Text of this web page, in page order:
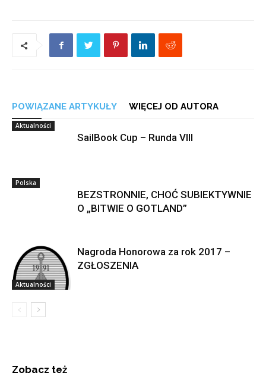
POWIĄZANE ARTYKUŁY WIĘCEJ OD AUTORA
Aktualności
SailBook Cup – Runda VIII
Polska
BEZSTRONNIE, CHOĆ SUBIEKTYWNIE
O „BITWIE O GOTLAND”
Aktualności
Nagroda Honorowa za rok 2017 –
ZGŁOSZENIA
Zobacz też